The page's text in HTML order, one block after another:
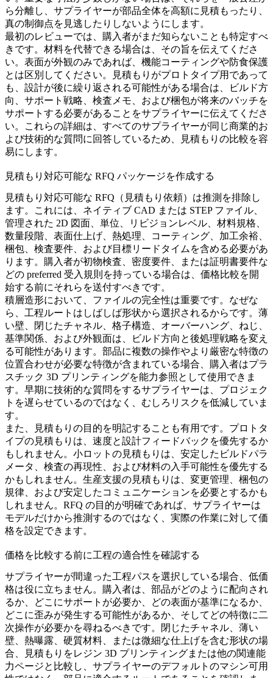
ら分離し、サプライヤーが部品全体を高額に見積もったり、
真の制御点を見逃したりしないようにします。
最初のレビューでは、購入者がまだ知らないことも特定すべ
きです。材料を代替できる場合は、その旨を伝えてくださ
い。表面が外観のみであれば、機能コーティングや防食保護
とは区別してください。見積もりがプロトタイプ用であって
も、設計が後に繰り返される可能性がある場合は、ビルド方
向、サポート戦略、検査メモ、および梱包が将来のバッチを
サポートする必要があることをサプライヤーに伝えてくださ
い。これらの詳細は、すべてのサプライヤーが同じ商業的お
よび技術的な質問に回答しているため、見積もりの比較を容
易にします。
見積もり対応可能な RFQ パッケージを作成する
見積もり対応可能な RFQ（見積もり依頼）は推測を排除し
ます。これには、ネイティブ CAD または STEP ファイル、
管理された 2D 図面、単位、リビジョンレベル、材料規格、
数量段階、表面仕上げ、熱処理、コーティング、加工余裕、
梱包、検査要件、および目標リードタイムを含める必要があ
ります。購入者が初物検査、密度要件、または証明書要件な
どの preferred 受入規則を持っている場合は、価格比較を開
始する前にそれらを送付すべきです。
積層造形において、ファイルの完全性は重要です。なぜな
ら、工程ルートはしばしば形状から選択されるからです。薄
い壁、閉じたチャネル、格子構造、オーバーハング、ねじ、
基準関係、および外観面は、ビルド方向と後処理戦略を変え
る可能性があります。部品に複数の操作やより厳密な特徴の
位置合わせが必要な特徴が含まれている場合、購入者はプラ
スチック 3D プリンティングを能力参照として使用できま
す。早期に技術的な質問をするサプライヤーは、プロジェク
トを遅らせているのではなく、むしろリスクを低減していま
す。
また、見積もりの目的を明記することも有用です。プロトタ
イプの見積もりは、速度と設計フィードバックを優先するか
もしれません。小ロットの見積もりは、安定したビルドパラ
メータ、検査の再現性、および材料の入手可能性を優先する
かもしれません。生産支援の見積もりは、変更管理、梱包の
規律、および安定したコミュニケーションを必要とするかも
しれません。RFQ の目的が明確であれば、サプライヤーは
モデルだけから推測するのではなく、実際の作業に対して価
格を設定できます。
価格を比較する前に工程の適合性を確認する
サプライヤーが間違った工程パスを選択している場合、低価
格は役に立ちません。購入者は、部品がどのように配向され
るか、どこにサポートが必要か、どの表面が基準になるか、
どこに歪みが発生する可能性があるか、そしてどの特徴に二
次操作が必要かを尋ねるべきです。閉じたチャネル、薄い
壁、熱曝露、硬質材料、または微細な仕上げを含む形状の場
合、見積もりをレジン 3D プリンティングまたは他の関連能
力ページと比較し、サプライヤーのデフォルトのマシン可用